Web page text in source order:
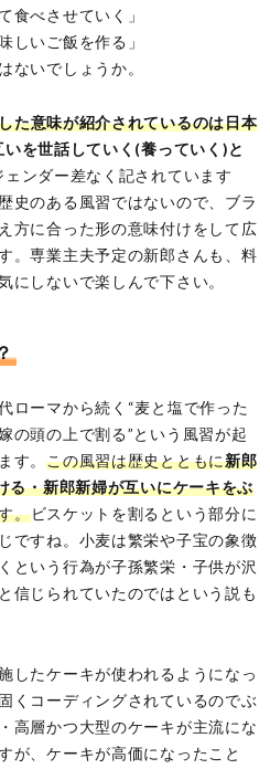
食べさせていく」
しいご飯を作る」
ないでしょうか。
た意味が紹介されているのは日本
を世話していく(養っていく)と
ェンダー差なく記されています
史のある風習ではないので、ブラ
方に合った形の意味付けをして広
。専業主夫予定の新郎さんも、料
にしないで楽しんで下さい。
ローマから続く“麦と塩で作った
の頭の上で割る”という風習が起
す。この風習は歴史とともに新郎
る・新郎新婦が互いにケーキをぶ
。ビスケットを割るという部分に
ですね。小麦は繁栄や子宝の象徴
という行為が子孫繁栄・子供が沢
信じられていたのではという説も
したケーキが使われるようになっ
くコーディングされているのでぶ
高層かつ大型のケーキが主流にな
が、ケーキが高価になったこと